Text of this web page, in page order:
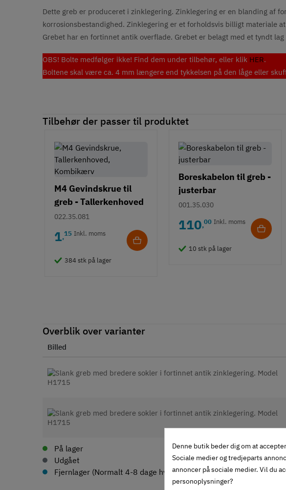
Dette greb er produceret i zinklegering. Zinklegering er en blanding af
korrosionsbestandighed. Zinklegering er et forholdsvis billigt materiale
Grebet har en fortinnet antik overflade. Grebet er belagt med et tyndt
OBS! Bolte medfølger ikke! Find dem under tilbehør, eller klik HER.
Boltene skal være ca. 4 mm længere end tykkelsen på den låge eller
Tilbehør der passer til produktet
M4 Gevindskrue til
greb - Tallerkenhoved
- Krydskærv
022.35.081
1,15 Inkl. moms
384 stk på lager
Boreskabelon til greb -
justerbar
001.35.030
110,00 Inkl. moms
10 stk på lager
Overblik over varianter
Billed
På lager
Udgået
Fjernlager (Normalt 4-8 dage hvis ikke andet angivet i
Denne butik beder dig om at
Sociale medier og tredjeparts
annoncer på sociale medier. Vil du
personoplysninger?